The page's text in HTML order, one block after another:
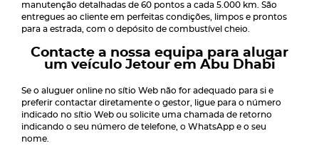
manutenção detalhadas de 60 pontos a cada 5.000 km. São
entregues ao cliente em perfeitas condições, limpos e prontos
para a estrada, com o depósito de combustível cheio.
Contacte a nossa equipa para alugar
um veículo Jetour em Abu Dhabi
Se o aluguer online no sítio Web não for adequado para si e
preferir contactar diretamente o gestor, ligue para o número
indicado no sítio Web ou solicite uma chamada de retorno
indicando o seu número de telefone, o WhatsApp e o seu
nome.